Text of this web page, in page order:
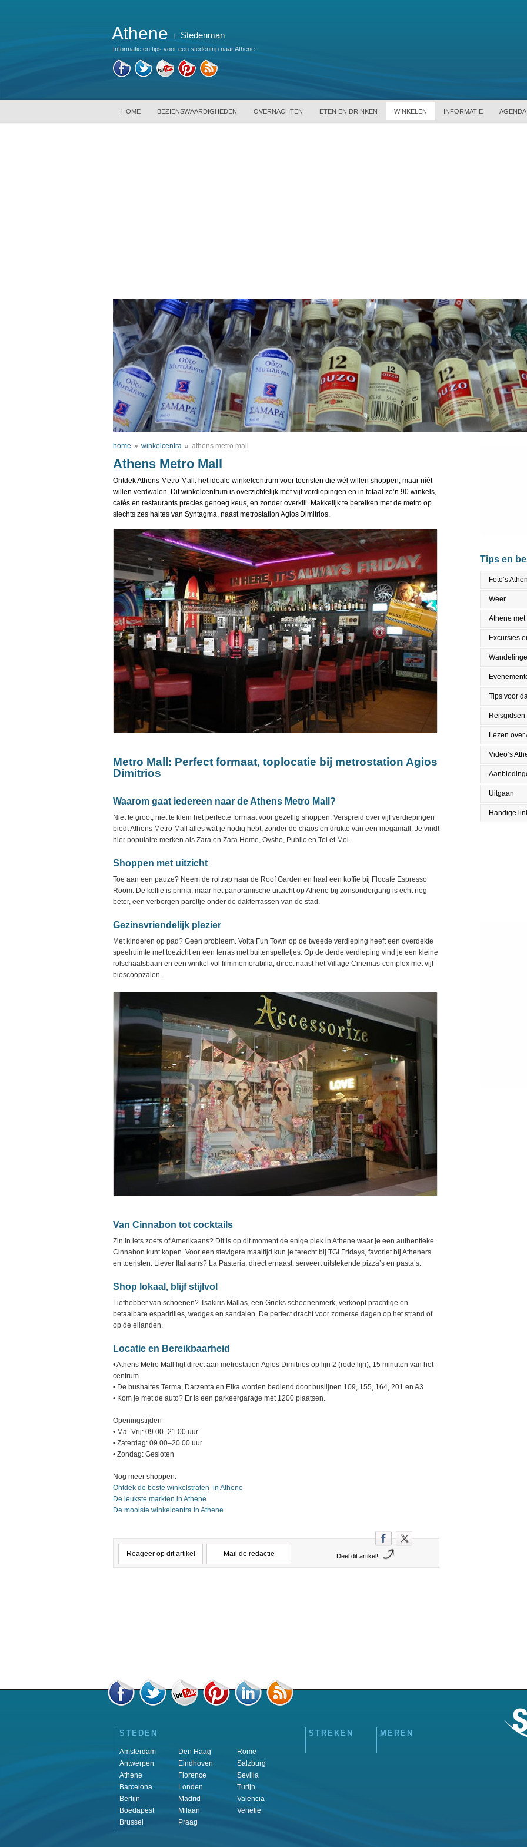
Athene Stedenman
Informatie en tips voor een stedentrip naar Athene
HOME BEZIENSWAARDIGHEDEN OVERNACHTEN ETEN EN DRINKEN WINKELEN INFORMATIE AGENDA
home » winkelcentra » athens metro mall
Athens Metro Mall
Ontdek Athens Metro Mall: het ideale winkelcentrum voor toeristen die wél willen shoppen, maar níét
willen verdwalen. Dit winkelcentrum is overzichtelijk met vijf verdiepingen en in totaal zo’n 90 winkels,
cafés en restaurants precies genoeg keus, en zonder overkill. Makkelijk te bereiken met de metro op
slechts zes haltes van Syntagma, naast metrostation Agios Dimitrios.
Metro Mall: Perfect formaat, toplocatie bij metrostation Agios
Dimitrios
Waarom gaat iedereen naar de Athens Metro Mall?
Niet te groot, niet te klein het perfecte formaat voor gezellig shoppen. Verspreid over vijf verdiepingen
biedt Athens Metro Mall alles wat je nodig hebt, zonder de chaos en drukte van een megamall. Je vindt
hier populaire merken als Zara en Zara Home, Oysho, Public en Toi et Moi.
Shoppen met uitzicht
Toe aan een pauze? Neem de roltrap naar de Roof Garden en haal een koffie bij Flocafé Espresso
Room. De koffie is prima, maar het panoramische uitzicht op Athene bij zonsondergang is echt nog
beter, een verborgen pareltje onder de dakterrassen van de stad.
Gezinsvriendelijk plezier
Met kinderen op pad? Geen probleem. Volta Fun Town op de tweede verdieping heeft een overdekte
speelruimte met toezicht en een terras met buitenspelletjes. Op de derde verdieping vind je een kleine
rolschaatsbaan en een winkel vol filmmemorabilia, direct naast het Village Cinemas-complex met vijf
bioscoopzalen.
Van Cinnabon tot cocktails
Zin in iets zoets of Amerikaans? Dit is op dit moment de enige plek in Athene waar je een authentieke
Cinnabon kunt kopen. Voor een stevigere maaltijd kun je terecht bij TGI Fridays, favoriet bij Atheners
en toeristen. Liever Italiaans? La Pasteria, direct ernaast, serveert uitstekende pizza’s en pasta’s.
Shop lokaal, blijf stijlvol
Liefhebber van schoenen? Tsakiris Mallas, een Grieks schoenenmerk, verkoopt prachtige en
betaalbare espadrilles, wedges en sandalen. De perfect dracht voor zomerse dagen op het strand of
op de eilanden.
Locatie en Bereikbaarheid
• Athens Metro Mall ligt direct aan metrostation Agios Dimitrios op lijn 2 (rode lijn), 15 minuten van het
centrum
• De bushaltes Terma, Darzenta en Elka worden bediend door buslijnen 109, 155, 164, 201 en A3
• Kom je met de auto? Er is een parkeergarage met 1200 plaatsen.
Openingstijden
• Ma–Vrij: 09.00–21.00 uur
• Zaterdag: 09.00–20.00 uur
• Zondag: Gesloten
Nog meer shoppen:
Ontdek de beste winkelstraten in Athene
De leukste markten in Athene
De mooiste winkelcentra in Athene
Reageer op dit artikel Mail de redactie Deel dit artikel!
Tips en
Foto’s
Weer
Athene
Excursies
Tips voor
Reisgidsen
Lezen over
Video’s
Uitgaan
Handige
STEDEN
Amsterdam
Antwerpen
Athene
Barcelona
Berlijn
Boedapest
Brussel
Den Haag
Eindhoven
Florence
Londen
Madrid
Milaan
Praag
Rome
Salzburg
Sevilla
Turijn
Valencia
Venetie
STREKEN MEREN